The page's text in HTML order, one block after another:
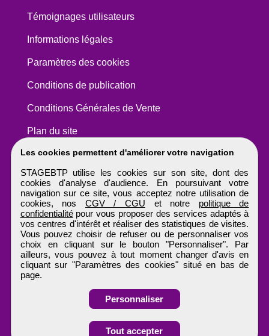
Obtenir ses
Les cookies permettent d'améliorer votre navigation
STAGEBTP utilise les cookies sur son site, dont des
cookies d'analyse d'audience. En poursuivant votre
navigation sur ce site, vous acceptez notre utilisation de
cookies, nos CGV / CGU et notre politique de
confidentialitépour vous proposer des services adaptés à
vos centres d'intérêt et réaliser des statistiques de visites.
Vous pouvez choisir de refuser ou de personnaliser vos
choix en cliquant sur le bouton "Personnaliser". Par
ailleurs, vous pouvez à tout moment changer d'avis en
cliquant sur "Paramètres des cookies" situé en bas de
page.
Personnaliser
Tout accepter
Témoignages utilisateurs
Informations légales
Paramètres des cookies
Conditions de publication
Conditions Générales de Vente
Plan du site